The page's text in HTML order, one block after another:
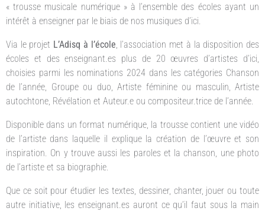
« trousse musicale numérique » à l’ensemble des écoles ayant un
intérêt à enseigner par le biais de nos musiques d’ici.
Via le projet L’Adisq à l’école , l’association met à la disposition des
écoles et des enseignant.es plus de 20 œuvres d’artistes d’ici,
choisies parmi les nominations 2024 dans les catégories Chanson
de l’année, Groupe ou duo, Artiste féminine ou masculin, Artiste
autochtone, Révélation et Auteur.e ou compositeur.trice de l’année.
Disponible dans un format numérique, la trousse contient une vidéo
de l’artiste dans laquelle il explique la création de l’œuvre et son
inspiration. On y trouve aussi les paroles et la chanson, une photo
de l’artiste et sa biographie.
Que ce soit pour étudier les textes, dessiner, chanter, jouer ou toute
autre initiative, les enseignant.es auront ce qu’il faut sous la main